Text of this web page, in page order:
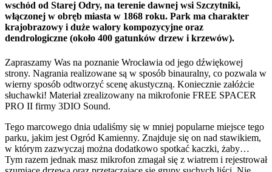
wschód od Starej Odry, na terenie dawnej wsi Szczytniki,
włączonej w obręb miasta w 1868 roku. Park ma charakter
krajobrazowy i duże walory kompozycyjne oraz
dendrologiczne (około 400 gatunków drzew i krzewów).
Zapraszamy Was na poznanie Wrocławia od jego dźwiękowej
strony. Nagrania realizowane są w sposób binauralny, co pozwala w
wierny sposób odtworzyć scenę akustyczną. Koniecznie załóżcie
słuchawki! Materiał zrealizowany na mikrofonie FREE SPACER
PRO II firmy 3DIO Sound.
Tego marcowego dnia udaliśmy się w mniej popularne miejsce tego
parku, jakim jest Ogród Kamienny. Znajduje się on nad stawikiem,
w którym zazwyczaj można dodatkowo spotkać kaczki, żaby…
Tym razem jednak masz mikrofon zmagał się z wiatrem i rejestrował